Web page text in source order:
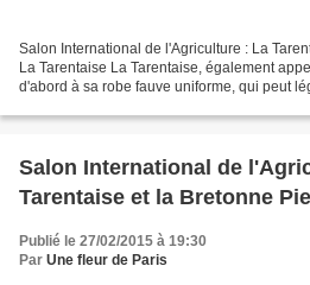
Salon International de l'Agriculture : La
La Tarentaise La Tarentaise, également
d'abord à sa robe fauve uniforme, qui peut
Salon International de
Tarentaise et la Bretonne
Publié le 27/02/2015 à 19:30
Par Une fleur de Paris